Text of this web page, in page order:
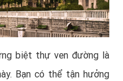
biệt thự ven đường là
Bạn có thể tận hưởng